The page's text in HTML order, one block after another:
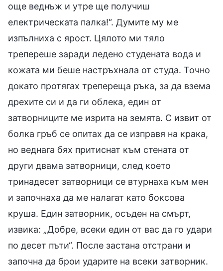
още веднъж и утре ще получиш
електрическата палка!“. Думите му ме
изпълниха с ярост. Цялото ми тяло
трепереше заради ледено студената вода и
кожата ми беше настръхнала от студа. Точно
докато протягах трепереща ръка, за да взема
дрехите си и да ги облека, един от
затворниците ме изрита на земята. С извит от
болка гръб се опитах да се изправя на крака,
но веднага бях притиснат към стената от
други двама затворници, след което
тринадесет затворници се втурнаха към мен
и започнаха да ме налагат като боксова
круша. Един затворник, осъден на смърт,
извика: „Добре, всеки един от вас да го удари
по десет пъти“. После застана отстрани и
започна да брои ударите на всеки затворник.